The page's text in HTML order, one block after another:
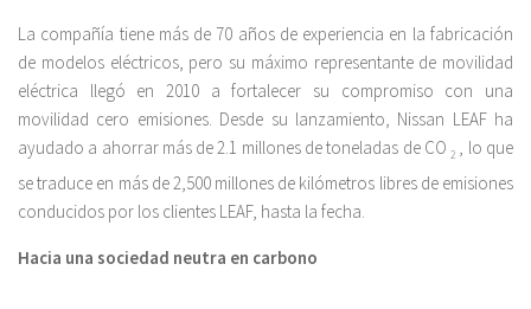
La compañía tiene más de 70 años de experiencia en la fabricación
de modelos eléctricos, pero su máximo representante de movilidad
eléctrica llegó en 2010 a fortalecer su compromiso con una
movilidad cero emisiones. Desde su lanzamiento, Nissan LEAF ha
ayudado a ahorrar más de 2.1 millones de toneladas de CO2 , lo que
se traduce en más de 2,500 millones de kilómetros libres de emisiones
conducidos por los clientes LEAF, hasta la fecha.
Hacia una sociedad neutra en carbono